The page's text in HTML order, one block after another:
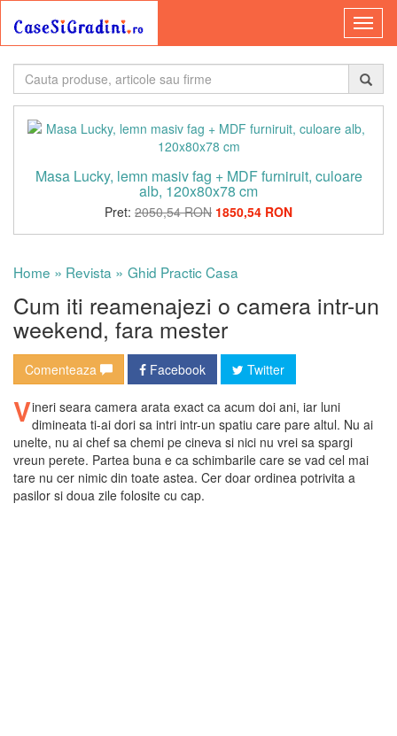
Masa Lucky, lemn masiv fag + MDF furniruit, culoare
alb, 120x80x78 cm
Pret: 2050,54 RON 1850,54 RON
Home » Revista » Ghid Practic Casa
Cum iti reamenajezi o camera intr-un
weekend, fara mester
Comenteaza Facebook Twitter
Vineri seara camera arata exact ca acum doi ani, iar luni
dimineata ti-ai dori sa intri intr-un spatiu care pare altul. Nu ai
unelte, nu ai chef sa chemi pe cineva si nici nu vrei sa spargi
vreun perete. Partea buna e ca schimbarile care se vad cel mai
tare nu cer nimic din toate astea. Cer doar ordinea potrivita a
pasilor si doua zile folosite cu cap.